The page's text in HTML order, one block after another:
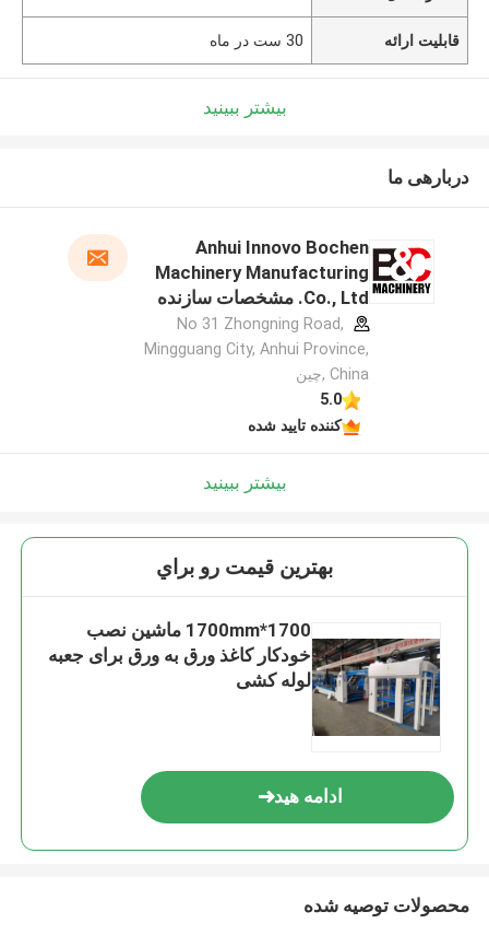
قابلیت ارائه 30 ست در ماه
بیشتر ببینید
دربارهی ما
Anhui Innovo Bochen
Machinery Manufacturing
Co., Ltd. مشخصات سازنده
No 31 Zhongning Road,
Mingguang City, Anhui Province,
China ,چین
5.0
کننده تایید شده
بیشتر ببینید
بهترين قيمت رو براي
1700*1700mm ماشین نصب
خودکار کاغذ ورق به ورق برای جعبه
لوله کشی
ادامه هید
محصولات توصیه شده